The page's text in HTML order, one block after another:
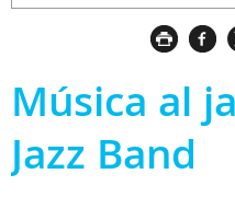
Música al
Jazz Band